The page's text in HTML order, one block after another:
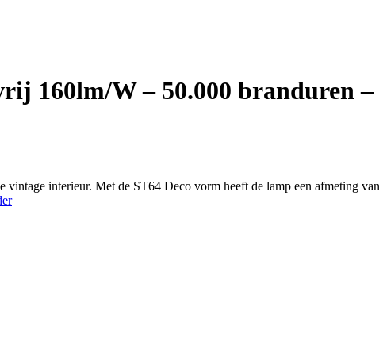
160lm/W – 50.000 branduren –
interieur. Met de ST64 Deco vorm heeft de lamp een afmeting van
10x